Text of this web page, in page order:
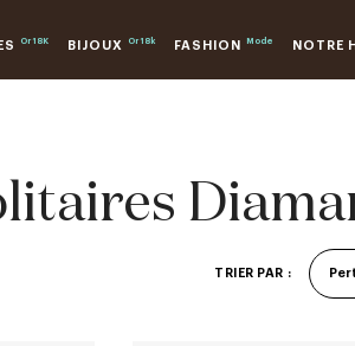
Or 18K BIJOUX Or 18k FASHION Mode NOTRE
TRIER PAR :